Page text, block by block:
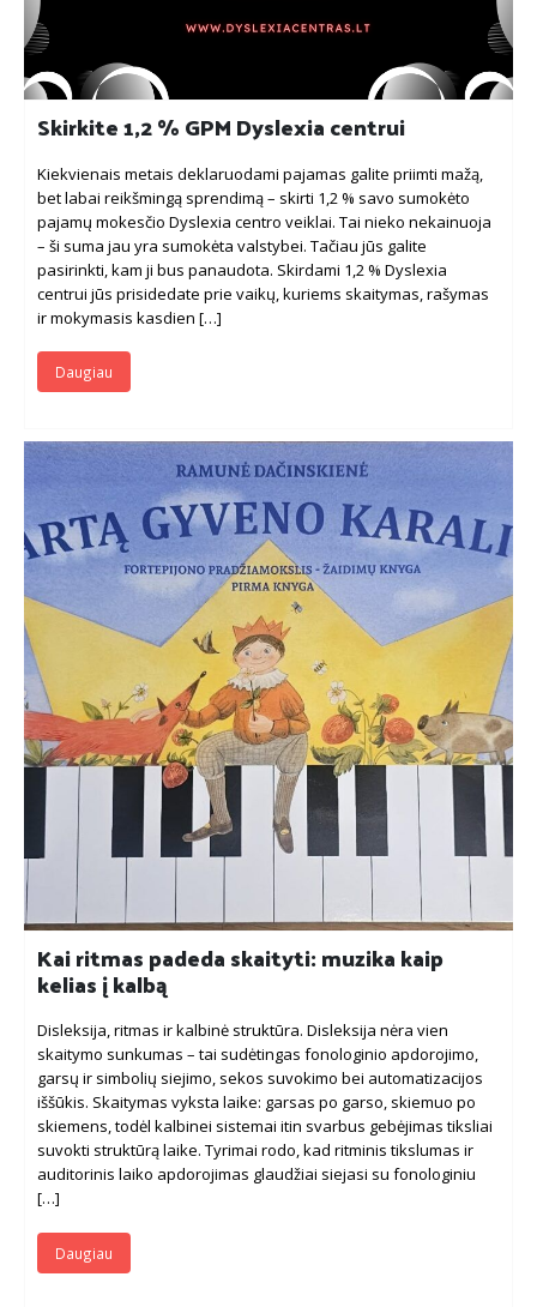
Skirkite 1,2 % GPM Dyslexia centrui
Kiekvienais metais deklaruodami pajamas galite priimti mažą,
bet labai reikšmingą sprendimą – skirti 1,2 % savo sumokėto
pajamų mokesčio Dyslexia centro veiklai. Tai nieko nekainuoja
– ši suma jau yra sumokėta valstybei. Tačiau jūs galite
pasirinkti, kam ji bus panaudota. Skirdami 1,2 % Dyslexia
centrui jūs prisidedate prie vaikų, kuriems skaitymas, rašymas
ir mokymasis kasdien […]
Daugiau
Kai ritmas padeda skaityti: muzika kaip
kelias į kalbą
Disleksija, ritmas ir kalbinė struktūra. Disleksija nėra vien
skaitymo sunkumas – tai sudėtingas fonologinio apdorojimo,
garsų ir simbolių siejimo, sekos suvokimo bei automatizacijos
iššūkis. Skaitymas vyksta laike: garsas po garso, skiemuo po
skiemens, todėl kalbinei sistemai itin svarbus gebėjimas tiksliai
suvokti struktūrą laike. Tyrimai rodo, kad ritminis tikslumas ir
auditorinis laiko apdorojimas glaudžiai siejasi su fonologiniu
[…]
Daugiau